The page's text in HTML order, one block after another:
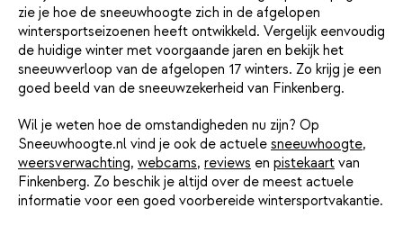
zie je hoe de sneeuwhoogte zich in de afgelopen
wintersportseizoenen heeft ontwikkeld. Vergelijk eenvoudig
de huidige winter met voorgaande jaren en bekijk het
sneeuwverloop van de afgelopen 17 winters. Zo krijg je een
goed beeld van de sneeuwzekerheid van Finkenberg.
Wil je weten hoe de omstandigheden nu zijn? Op
Sneeuwhoogte.nl vind je ook de actuele sneeuwhoogte,
weersverwachting, webcams, reviews en pistekaart van
Finkenberg. Zo beschik je altijd over de meest actuele
informatie voor een goed voorbereide wintersportvakantie.